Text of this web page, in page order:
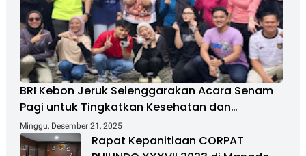
BRI Kebon Jeruk Selenggarakan Acara Senam
Pagi untuk Tingkatkan Kesehatan dan
Kebersamaan
Minggu, Desember 21, 2025
Rapat Kepanitiaan CORPAT